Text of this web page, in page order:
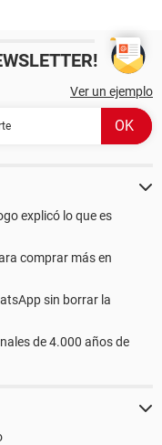
Ver un ejemplo
explicó lo que es
comprar más en
sin borrar la
de 4.000 años de